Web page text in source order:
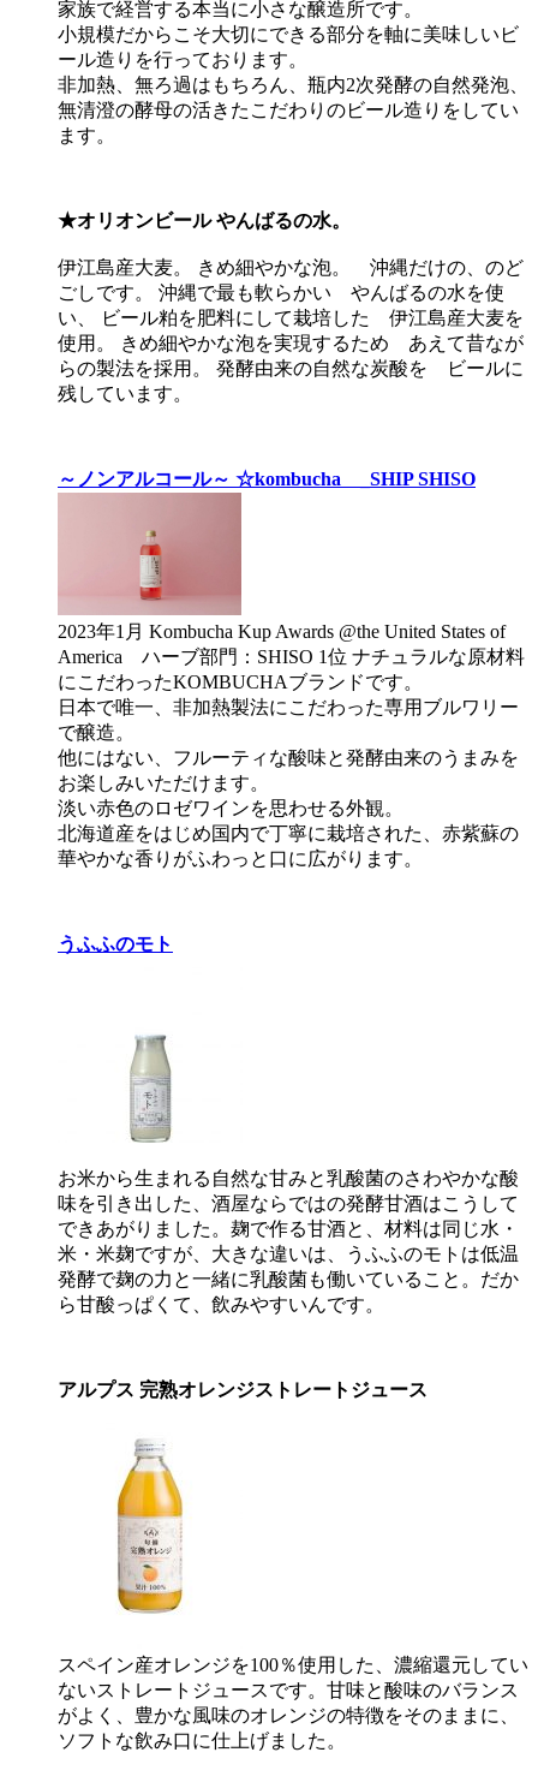
家族で経営する本当に小さな醸造所です。
小規模だからこそ大切にできる部分を軸に美味しいビ
ール造りを行っております。
非加熱、無ろ過はもちろん、瓶内2次発酵の自然発泡、
無清澄の酵母の活きたこだわりのビール造りをしてい
ます。
★オリオンビール やんばるの水。
伊江島産大麦。 きめ細やかな泡。 沖縄だけの、のど
ごしです。 沖縄で最も軟らかい やんばるの水を使
い、 ビール粕を肥料にして栽培した 伊江島産大麦を
使用。 きめ細やかな泡を実現するため あえて昔なが
らの製法を採用。 発酵由来の自然な炭酸を ビールに
残しています。
～ノンアルコール～ ☆kombucha _SHIP SHISO
2023年1月 Kombucha Kup Awards @the United States of
America ハーブ部門：SHISO 1位 ナチュラルな原材料
にこだわったKOMBUCHAブランドです。
日本で唯一、非加熱製法にこだわった専用ブルワリー
で醸造。
他にはない、フルーティな酸味と発酵由来のうまみを
お楽しみいただけます。
淡い赤色のロゼワインを思わせる外観。
北海道産をはじめ国内で丁寧に栽培された、赤紫蘇の
華やかな香りがふわっと口に広がります。
うふふのモト
お米から生まれる自然な甘みと乳酸菌のさわやかな酸
味を引き出した、酒屋ならではの発酵甘酒はこうして
できあがりました。麹で作る甘酒と、材料は同じ水・
米・米麹ですが、大きな違いは、うふふのモトは低温
発酵で麹の力と一緒に乳酸菌も働いていること。だか
ら甘酸っぱくて、飲みやすいんです。
アルプス 完熟オレンジストレートジュース
スペイン産オレンジを100％使用した、濃縮還元してい
ないストレートジュースです。甘味と酸味のバランス
がよく、豊かな風味のオレンジの特徴をそのままに、
ソフトな飲み口に仕上げました。